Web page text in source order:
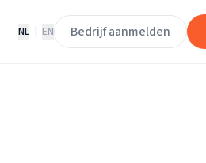
NL EN Bedrijf aanmelden